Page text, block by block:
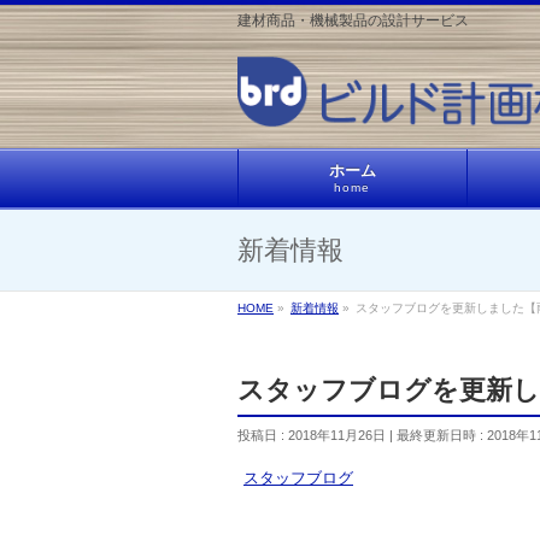
建材商品・機械製品の設計サービス
ホーム
home
新着情報
HOME » 新着情報 » スタッフブログを更新しました【
スタッフブログを更新
投稿日 : 2018年11月26日 最終更新日時 : 2018年
スタッフブログ